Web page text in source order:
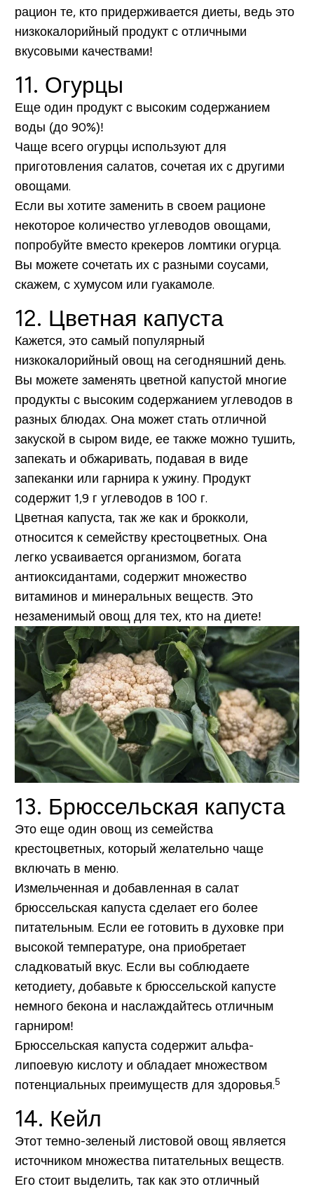
рацион те, кто придерживается диеты, ведь это
низкокалорийный продукт с отличными
вкусовыми качествами!
11. Огурцы
Еще один продукт с высоким содержанием
воды (до 90%)!
Чаще всего огурцы используют для
приготовления салатов, сочетая их с другими
овощами.
Если вы хотите заменить в своем рационе
некоторое количество углеводов овощами,
попробуйте вместо крекеров ломтики огурца.
Вы можете сочетать их с разными соусами,
скажем, с хумусом или гуакамоле.
12. Цветная капуста
Кажется, это самый популярный
низкокалорийный овощ на сегодняшний день.
Вы можете заменять цветной капустой многие
продукты с высоким содержанием углеводов в
разных блюдах. Она может стать отличной
закуской в сыром виде, ее также можно тушить,
запекать и обжаривать, подавая в виде
запеканки или гарнира к ужину. Продукт
содержит 1,9 г углеводов в 100 г.
Цветная капуста, так же как и брокколи,
относится к семейству крестоцветных. Она
легко усваивается организмом, богата
антиоксидантами, содержит множество
витаминов и минеральных веществ. Это
незаменимый овощ для тех, кто на диете!
13. Брюссельская капуста
Это еще один овощ из семейства
крестоцветных, который желательно чаще
включать в меню.
Измельченная и добавленная в салат
брюссельская капуста сделает его более
питательным. Если ее готовить в духовке при
высокой температуре, она приобретает
сладковатый вкус. Если вы соблюдаете
кетодиету, добавьте к брюссельской капусте
немного бекона и наслаждайтесь отличным
гарниром!
Брюссельская капуста содержит альфа-
липоевую кислоту и обладает множеством
потенциальных преимуществ для здоровья.5
14. Кейл
Этот темно-зеленый листовой овощ является
источником множества питательных веществ.
Его стоит выделить, так как это отличный